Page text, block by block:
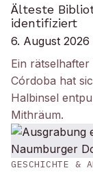
Älteste
identifiziert
6. August 2026
Ein
Córdoba hat
Halbinsel
Mithräum.
GESCHICHTE &